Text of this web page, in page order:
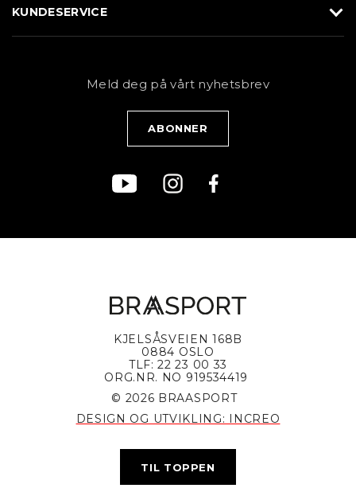
Løp
Sykkel
KUNDESERVICE
PersonvernerklæringMeld deg på vårt nyhetsbrev
KJELSÅSVEIEN 168B
0884 OSLO
TLF: 22 23 00 33
ORG.NR. NO 919534419
© 2026 BRAASPORT
DESIGN OG UTVIKLING: INCREO
TIL TOPPEN